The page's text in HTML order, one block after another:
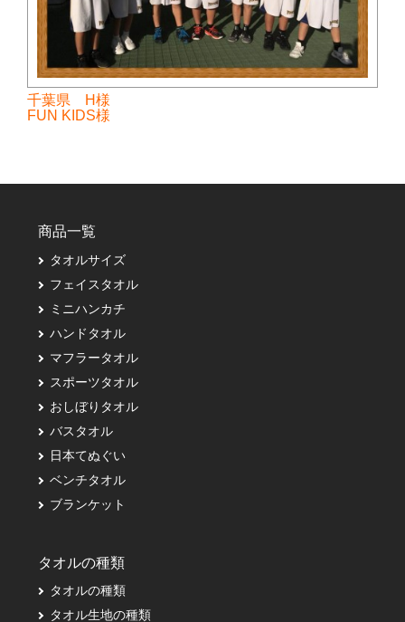
千葉県 H様
FUN KIDS様
商品一覧
タオルサイズ
フェイスタオル
ミニハンカチ
ハンドタオル
マフラータオル
スポーツタオル
おしぼりタオル
バスタオル
日本てぬぐい
ベンチタオル
ブランケット
タオルの種類
タオルの種類
タオル生地の種類